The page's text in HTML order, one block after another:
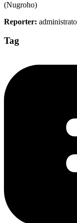
(Nugroho)
Reporter:
Tag